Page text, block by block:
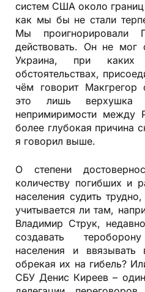
систем США около
как мы бы не стали
Мы
действовать. Он не мог
Украина, при
обстоятельствах,
чём говорит
это лишь верхушка
непримиримости между
более глубокая причина
я говорил выше.
О степени
количеству погибших и
населения судить
учитывается ли там,
Владимир Струк,
создавать
населения и ввязывать
обрекая их на гибель?
СБУ Денис Киреев –